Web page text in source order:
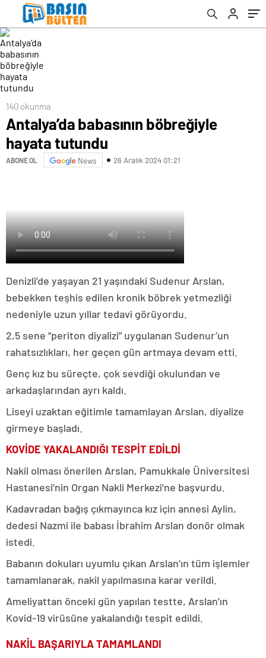
140 okunma
Antalya’da babasının böbreğiyle
hayata tutundu
ABONE OL News 26 Aralık 2024 01:21
Denizli’de yaşayan 21 yaşındaki Sudenur Arslan,
bebekken teşhis edilen kronik böbrek yetmezliği
nedeniyle uzun yıllar tedavi görüyordu.
2,5 sene “periton diyalizi” uygulanan Sudenur’un
rahatsızlıkları, her geçen gün artmaya devam etti.
Genç kız bu süreçte, çok sevdiği okulundan ve
arkadaşlarından ayrı kaldı.
Liseyi uzaktan eğitimle tamamlayan Arslan, diyalize
girmeye başladı.
KOVİDE YAKALANDIĞI TESPİT EDİLDİ
Nakil olması önerilen Arslan, Pamukkale Üniversitesi
Hastanesi’nin Organ Nakli Merkezi’ne başvurdu.
Kadavradan bağış çıkmayınca kız için annesi Aylin,
dedesi Nazmi ile babası İbrahim Arslan donör olmak
istedi.
Babanın dokuları uyumlu çıkan Arslan’ın tüm işlemler
tamamlanarak, nakil yapılmasına karar verildi.
Ameliyattan önceki gün yapılan testte, Arslan’ın
Kovid-19 virüsüne yakalandığı tespit edildi.
NAKİL BAŞARIYLA TAMAMLANDI